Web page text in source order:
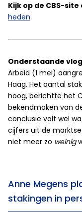
Kijk op de CBS-site
heden.
Onderstaande vlog
Arbeid (1 mei)
Haag. Het aantal
hoog, berichtte het
bekendmaken van
conclusie valt wel
cijfers uit de
niet meer zo weinig
Anne Megens
stakingen in